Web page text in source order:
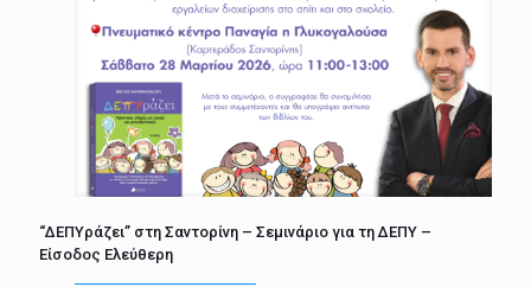
“ΔΕΠΥράζει” στη Σαντορίνη – Σεμινάριο για τη ΔΕΠΥ –
Είσοδος Ελεύθερη